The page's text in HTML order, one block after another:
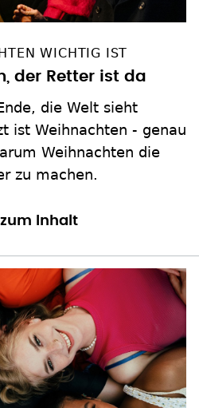
WICHTIG IST
der Retter ist da
die Welt sieht
ist Weihnachten - genau
Weihnachten die
zu machen.
zum Inhalt